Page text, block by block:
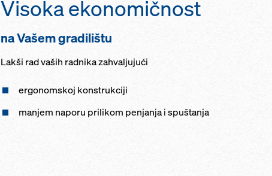
Visoka ekonomičnost
na Vašem gradilištu
Lakši rad vaših radnika zahvaljujući
ergonomskoj konstrukciji
manjem naporu prilikom penjanja i spuštanja